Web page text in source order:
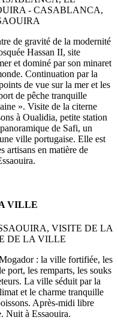
de gravité de la modernité
Hassan II, site
et dominé par son minaret
Continuation par la
de vue sur la mer et les
de pêche tranquille
». Visite de la citerne
à Oualidia, petite station
de Safi, un
ville portugaise. Elle est
artisans en matière de
VILLE
: la ville fortifiée, les
port, les remparts, les souks
La ville séduit par la
et le charme tranquille
Après-midi libre
Nuit à Essaouira.